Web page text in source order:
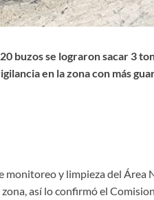
buzos se lograron sacar 3
en la zona con más
monitoreo y limpieza del
así lo confirmó el